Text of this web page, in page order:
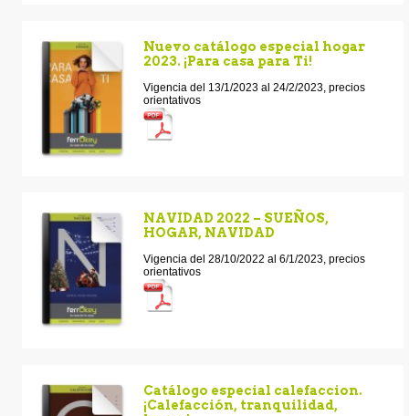
Nuevo catálogo especial hogar
2023. ¡Para casa para Ti!
Vigencia del 13/1/2023 al 24/2/2023, precios
orientativos
NAVIDAD 2022 – SUEÑOS,
HOGAR, NAVIDAD
Vigencia del 28/10/2022 al 6/1/2023, precios
orientativos
Catálogo especial calefaccion.
¡Calefacción, tranquilidad,